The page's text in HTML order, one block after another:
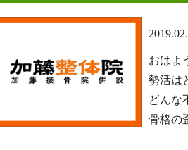
おはよ
勢活は
どんな
骨格の